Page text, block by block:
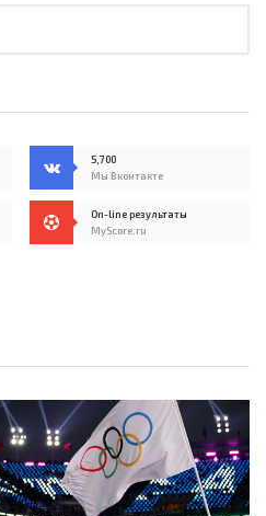
5,700
Мы Вконтакте
On-line результаты
MyScore.ru